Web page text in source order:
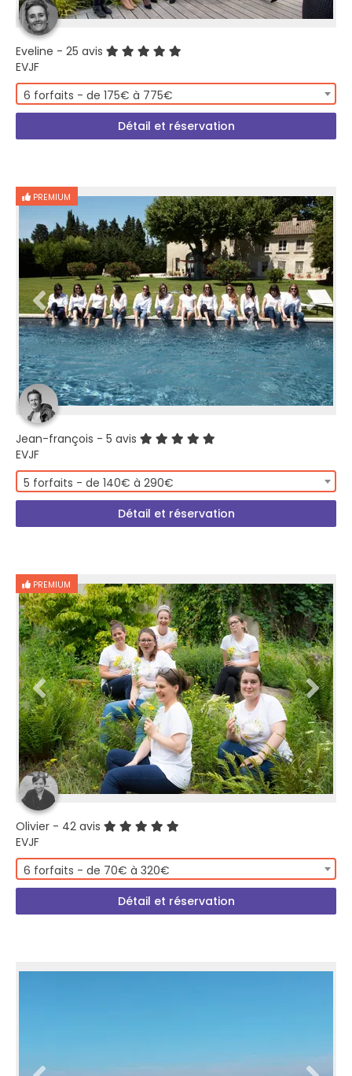
Eveline - 25 avis
EVJF
6 forfaits - de 175€ à 775€
Détail et réservation
PREMIUM
Jean-françois - 5 avis
EVJF
5 forfaits - de 140€ à 290€
Détail et réservation
PREMIUM
Olivier - 42 avis
EVJF
6 forfaits - de 70€ à 320€
Détail et réservation